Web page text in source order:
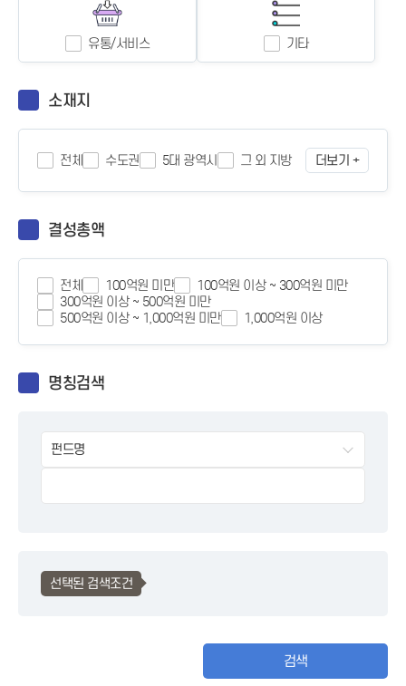
유통/서비스 기타
소재지
전체 수도권 5대 광역시 그 외 지방 더보기 +
결성총액
전체 100억원 미만
100억원 이상 ~ 300억원 미만
300억원 이상 ~ 500억원 미만
500억원 이상 ~ 1,000억원 미만
1,000억원 이상
명칭검색
선택된 검색조건
검색